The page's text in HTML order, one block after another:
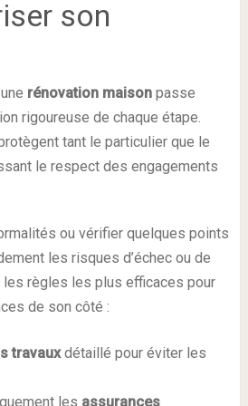
son
rénovation maisonpasse
rigoureuse de chaque étape.
tant le particulier que le
le respect des engagements
ou vérifier quelques points
les risques d’échec ou de
règles les plus efficaces pour
de son côté :
travauxdétaillé pour éviter les
les assurances